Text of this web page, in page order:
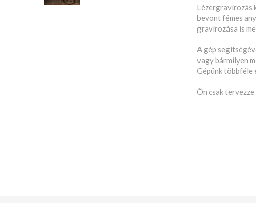
Lézergravírozás
bevont fémes
gravírozása is
A gép
vagy bármilyen
Gépünk
Ön csak